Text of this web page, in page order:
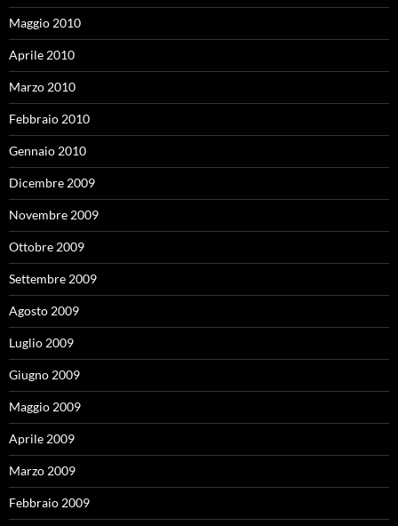
Maggio 2010
Aprile 2010
Marzo 2010
Febbraio 2010
Gennaio 2010
Dicembre 2009
Novembre 2009
Ottobre 2009
Settembre 2009
Agosto 2009
Luglio 2009
Giugno 2009
Maggio 2009
Aprile 2009
Marzo 2009
Febbraio 2009